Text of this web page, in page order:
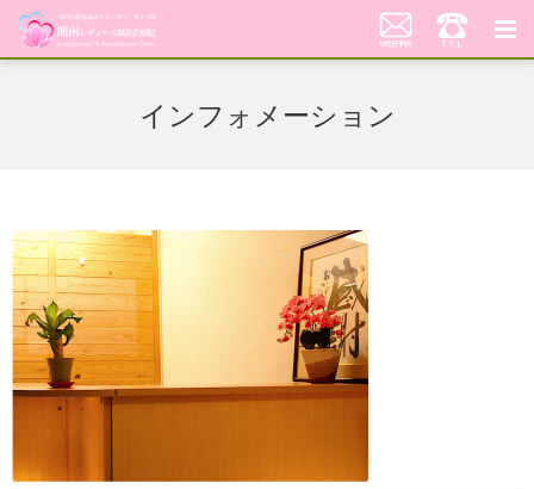
料金案内
患者さんの声
アクセス
美顔はり
インフォメーション